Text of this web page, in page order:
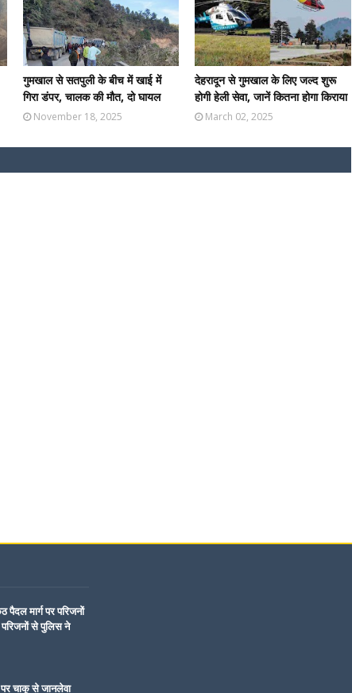
गुमखाल से सतपुली के बीच में खाई में
गिरा डंपर, चालक की मौत, दो घायल
November 18, 2025
देहरादून से गुमखाल के लिए जल्द शुरू
होगी हेली सेवा, जानें कितना होगा किराया
March 02, 2025
पैदल मार्ग पर परिजनों
से पुलिस ने
चाकू से जानलेवा